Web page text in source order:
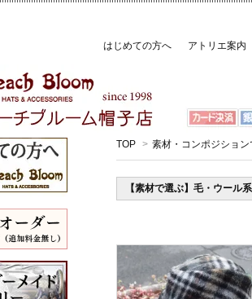
はじめての方へ アトリエ案内
TOP > 素材・コンポジション
【素材で選ぶ】毛・ウール系